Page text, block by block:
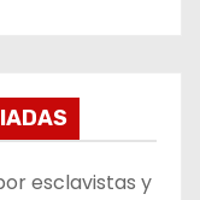
esclavistas y